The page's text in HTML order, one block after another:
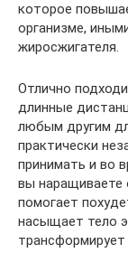
которое
организме,
жиросжигателя.
Отлично
длинные
любым другим
практически
принимать и во
вы наращиваете
помогает
насыщает тело